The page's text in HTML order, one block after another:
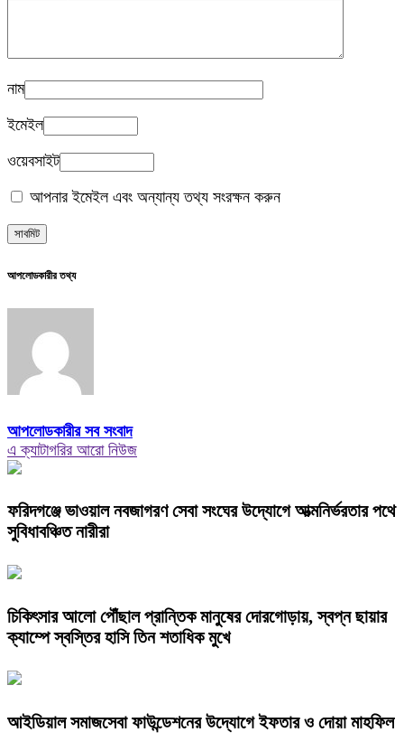
নাম
ইমেইল
ওয়েবসাইট
আপনার ইমেইল এবং অন্যান্য তথ্য সংরক্ষন করুন
আপলোডকারীর তথ্য
আপলোডকারীর সব সংবাদ
এ ক্যাটাগরির আরো নিউজ
ফরিদগঞ্জে ভাওয়াল নবজাগরণ সেবা সংঘের উদ্যোগে আত্মনির্ভরতার পথে
সুবিধাবঞ্চিত নারীরা
চিকিৎসার আলো পৌঁছাল প্রান্তিক মানুষের দোরগোড়ায়, স্বপ্ন ছায়ার
ক্যাম্পে স্বস্তির হাসি তিন শতাধিক মুখে
আইডিয়াল সমাজসেবা ফাউন্ডেশনের উদ্যোগে ইফতার ও দোয়া মাহফিল